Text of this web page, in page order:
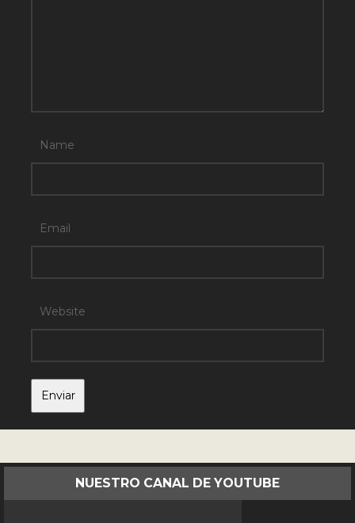
Name
Email
Website
NUESTRO CANAL DE YOUTUBE